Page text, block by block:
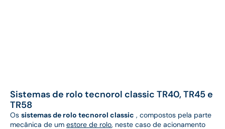
Sistemas de rolo tecnorol classic TR40, TR45 e
TR58
Os sistemas de rolo tecnorol classic , compostos pela parte
mecânica de um estore de rolo, neste caso de acionamento